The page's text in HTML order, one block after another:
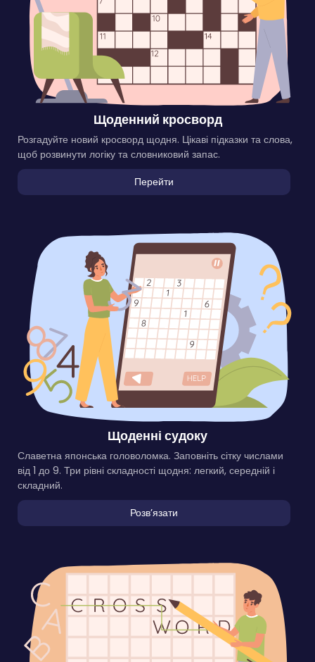
Щоденний кросворд
Розгадуйте новий кросворд щодня. Цікаві підказки та слова,
щоб розвинути логіку та словниковий запас.
Перейти
Щоденні судоку
Славетна японська головоломка. Заповніть сітку числами
від 1 до 9. Три рівні складності щодня: легкий, середній і
складний.
Розвʼязати